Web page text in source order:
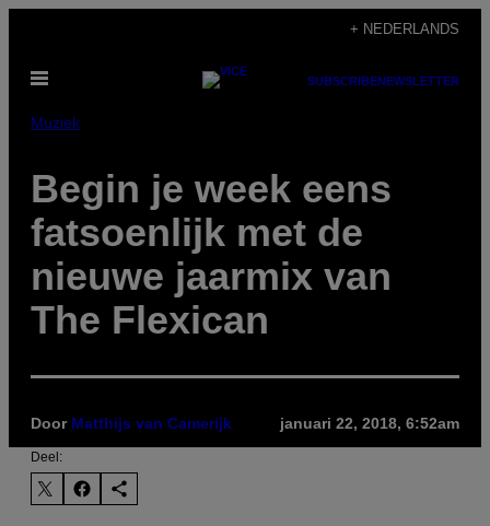
de
inhoud
+ NEDERLANDS
Open
SUBSCRIBENEWSLETTER
Muziek
Begin je week eens
fatsoenlijk met de
nieuwe jaarmix van
The Flexican
Door Matthijs van Camerijk januari 22, 2018, 6:52am
Deel: